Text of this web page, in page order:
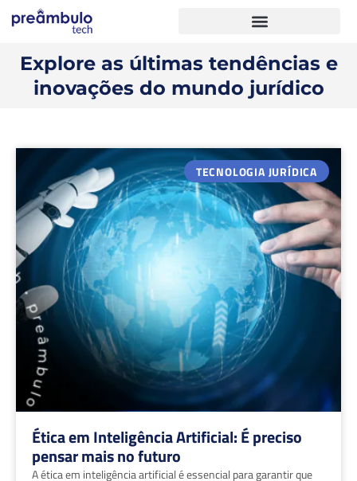
Explore as últimas tendências e
inovações do mundo jurídico
TECNOLOGIA JURÍDICA
Ética em Inteligência Artificial: É preciso
pensar mais no futuro
A ética em inteligência artificial é essencial para garantir que